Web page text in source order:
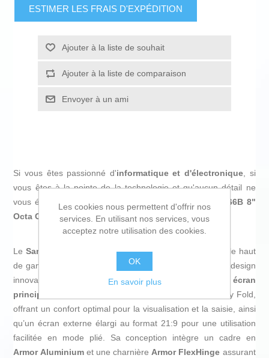
ESTIMER LES FRAIS D'EXPÉDITION
Ajouter à la liste de souhait
Ajouter à la liste de comparaison
Envoyer à un ami
Si vous êtes passionné d'informatique et d'électronique, si
vous êtes à la pointe de la technologie et qu'aucun détail ne
vous échappe, achetez
Smartphone Samsung SM-F966B 8"
Octa Core 12 GB RAM 256 GB Noir au meilleur prix.
LeSamsung Galaxy Z Fold7est un
pliable haut
de gamme qui redéfinit l’expérience mobile grâce à son design
innovant et ses performances avancées. Il dispose d’un écran
principal de 8 pouces
, le plus grand de la série Galaxy Fold,
offrant un confort optimal pour la visualisation et la saisie, ainsi
qu’un écran externe élargi au format 21:9 pour une utilisation
facilitée en mode plié. Sa conception intègre un cadre en
Armor Aluminiumet une charnièreArmor FlexHinge assurant
Les cookies nous permettent d'offrir nos
services. En utilisant nos services, vous
acceptez notre utilisation des cookies.
OK
En savoir plus